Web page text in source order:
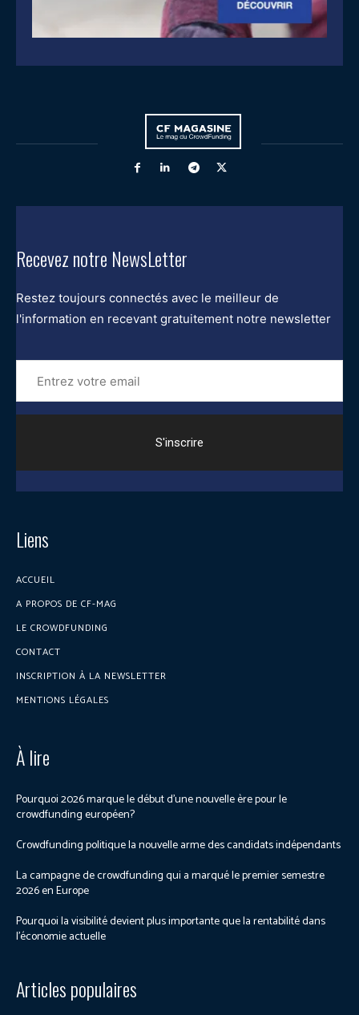
Recevez notre NewsLetter
Restez toujours connectés avec le meilleur de
l'information en recevant gratuitement notre newsletter
Entrez
votre
email
Liens
ACCUEIL
A PROPOS DE CF-MAG
LE CROWDFUNDING
CONTACT
INSCRIPTION À LA NEWSLETTER
MENTIONS LÉGALES
À lire
Pourquoi 2026 marque le début d’une nouvelle ère pour le
crowdfunding européen?
Crowdfunding politique la nouvelle arme des candidats indépendants
La campagne de crowdfunding qui a marqué le premier semestre
2026 en Europe
Pourquoi la visibilité devient plus importante que la rentabilité dans
l’économie actuelle
Articles populaires